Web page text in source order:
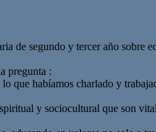
de segundo y tercer año sobre
pregunta :
que habíamos charlado y
y sociocultural que son